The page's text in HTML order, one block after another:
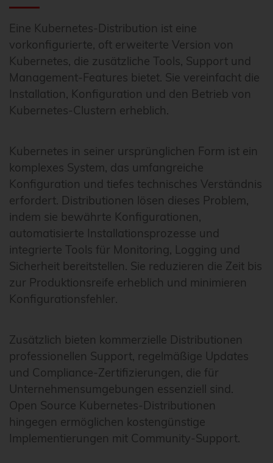
Eine Kubernetes-Distribution ist eine
vorkonfigurierte, oft erweiterte Version von
Kubernetes, die zusätzliche Tools, Support und
Management-Features bietet. Sie vereinfacht die
Installation, Konfiguration und den Betrieb von
Kubernetes-Clustern erheblich.
Kubernetes in seiner ursprünglichen Form ist ein
komplexes System, das umfangreiche
Konfiguration und tiefes technisches Verständnis
erfordert. Distributionen lösen dieses Problem,
indem sie bewährte Konfigurationen,
automatisierte Installationsprozesse und
integrierte Tools für Monitoring, Logging und
Sicherheit bereitstellen. Sie reduzieren die Zeit bis
zur Produktionsreife erheblich und minimieren
Konfigurationsfehler.
Zusätzlich bieten kommerzielle Distributionen
professionellen Support, regelmäßige Updates
und Compliance-Zertifizierungen, die für
Unternehmensumgebungen essenziell sind.
Open Source Kubernetes-Distributionen
hingegen ermöglichen kostengünstige
Implementierungen mit Community-Support.